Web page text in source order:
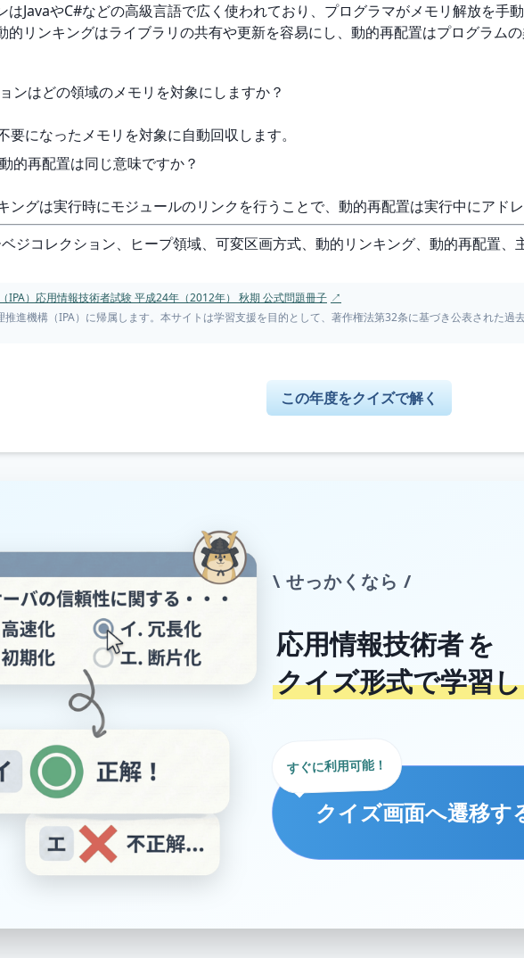
はJavaやC#などの高級言語で広く使われており、プログラマがメモリ解放を手
的リンキングはライブラリの共有や更新を容易にし、動的再配置はプログラムの
ンはどの領域のメモリを対象にしますか？
要になったメモリを対象に自動回収します。
的再配置は同じ意味ですか？
ングは実行時にモジュールのリンクを行うことで、動的再配置は実行中にアドレ
ジコレクション、ヒープ領域、可変区画方式、動的リンキング、動的再配置、
IPA）応用情報技術者試験 平成24年（2012年） 秋期 公式問題冊子 ↗
進機構（IPA）に帰属します。本サイトは学習支援を目的として、著作権法第32条に基づき公表された過
この年度をクイズで解く
\ せっかくなら /
応用情報技術者を
クイズ形式で学習
クイズ画面へ遷移す
すぐに利用可能！